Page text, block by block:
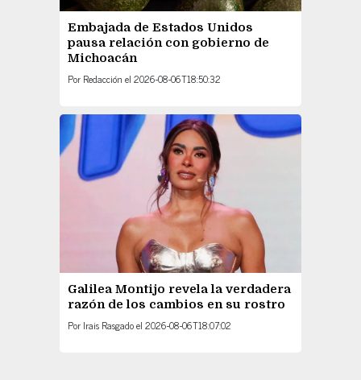
Embajada de Estados Unidos
pausa relación con gobierno de
Michoacán
Por Redacción el 2026-08-06T18:50:32
Galilea Montijo revela la verdadera
razón de los cambios en su rostro
Por Irais Rasgadoel 2026-08-06T18:07:02